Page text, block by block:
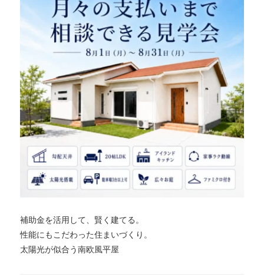
補助金を活用して、賢く建てる。
性能にもこだわった住まいづくり。
太陽光が似合う南欧風平屋